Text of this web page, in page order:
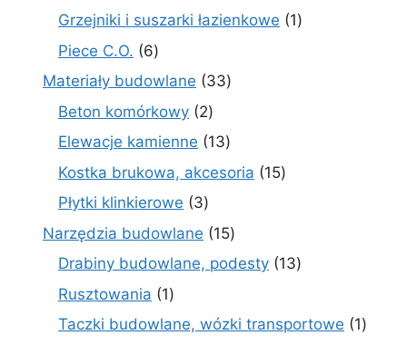
Grzejniki i suszarki łazienkowe 11
Piece C.O. 66
produktów
Materiały budowlane 3333
Beton komórkowy 22
produkty
Elewacje kamienne 1313
produktów
Kostka brukowa, akcesoria 1515
Płytki klinkierowe 33
produkty
Narzędzia budowlane 1515
produktów
Drabiny budowlane, podesty 1313
Rusztowania 11
produkt
Taczki budowlane, wózki transportowe 11